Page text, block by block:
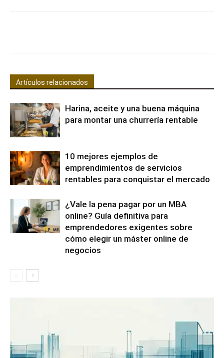
Artículos relacionados
Harina, aceite y una buena máquina
para montar una churrería rentable
10 mejores ejemplos de
emprendimientos de servicios
rentables para conquistar el mercado
¿Vale la pena pagar por un MBA
online? Guía definitiva para
emprendedores exigentes sobre
cómo elegir un máster online de
negocios